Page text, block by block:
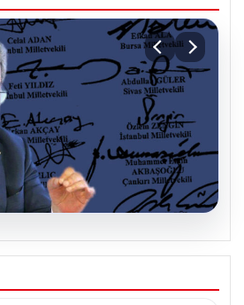
Terörsüz Türkiye
Tahmini